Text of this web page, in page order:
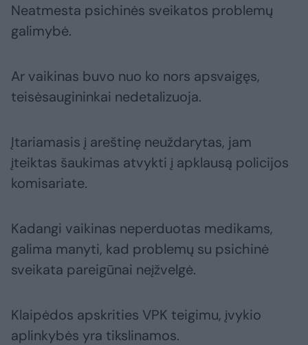
Neatmesta psichinės sveikatos problemų
galimybė.
Ar vaikinas buvo nuo ko nors apsvaigęs,
teisėsaugininkai nedetalizuoja.
Įtariamasis į areštinę neuždarytas, jam
įteiktas šaukimas atvykti į apklausą policijos
komisariate.
Kadangi vaikinas neperduotas medikams,
galima manyti, kad problemų su psichinė
sveikata pareigūnai neįžvelgė.
Klaipėdos apskrities VPK teigimu, įvykio
aplinkybės yra tikslinamos.